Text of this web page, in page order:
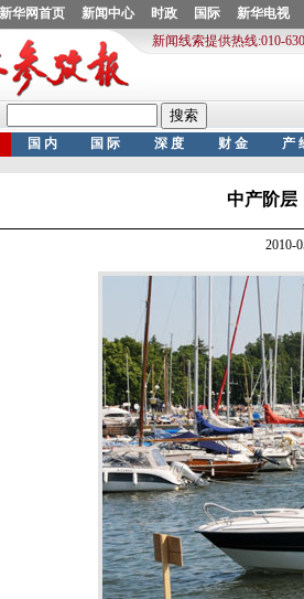
中产阶层
2010-